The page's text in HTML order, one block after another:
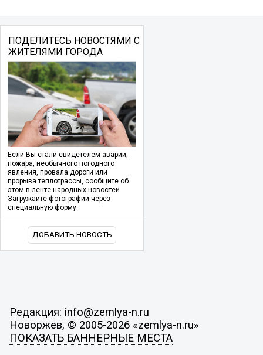
ПОДЕЛИТЕСЬ НОВОСТЯМИ С
ЖИТЕЛЯМИ ГОРОДА
Если Вы стали свидетелем аварии,
пожара, необычного погодного
явления, провала дороги или
прорыва теплотрассы, сообщите об
этом в ленте народных новостей.
Загружайте фотографии через
специальную форму.
ДОБАВИТЬ НОВОСТЬ
Редакция: info@zemlya-n.ru
Новоржев, © 2005-2026 «zemlya-n.ru»
ПОКАЗАТЬ БАННЕРНЫЕ МЕСТА